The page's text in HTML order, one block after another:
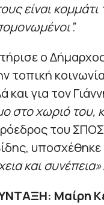
είναι
ο
τοπική
και για τον
στο χωριό του,
του
και συνέπεια».
Μαίρη